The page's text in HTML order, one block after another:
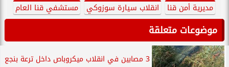
مديرية أمن قنا انقلاب سيارة سوزوكي مستشفي قنا العام
موضوعات متعلقة
3 مصابين في انقلاب ميكروباص داخل ترعة بنجع